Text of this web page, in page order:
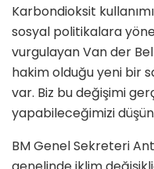
Karbondioksit
sosyal politikalara
vurgulayan Van der
hakim olduğu yeni bir
var. Biz bu değişimi
yapabileceğimizi
BM Genel Sekreteri